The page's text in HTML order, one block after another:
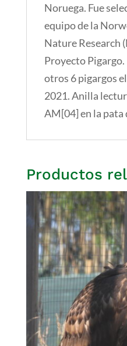
Noruega. Fue
equipo de la
Nature Research
Proyecto
otros 6 pigargos
2021. Anilla
AM[04] en la pata
Productos